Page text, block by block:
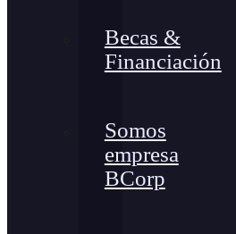
Becas &
Financiación
Somos
empresa
BCorp